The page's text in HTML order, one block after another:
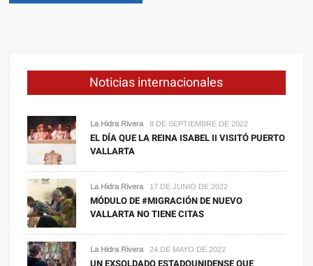
Noticias internacionales
La Hidra Rivera 8 DE SEPTIEMBRE DE 2022
EL DÍA QUE LA REINA ISABEL II VISITÓ PUERTO
VALLARTA
La Hidra Rivera 17 DE JUNIO DE 2022
MÓDULO DE #MIGRACIÓN DE NUEVO
VALLARTA NO TIENE CITAS
La Hidra Rivera 24 DE MAYO DE 2022
UN EXSOLDADO ESTADOUNIDENSE QUE